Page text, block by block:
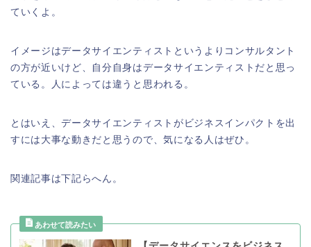
ていくよ。
イメージはデータサイエンティストというよりコンサルタント
の方が近いけど、自分自身はデータサイエンティストだと思っ
ている。人によっては違うと思われる。
とはいえ、データサイエンティストがビジネスインパクトを出
すには大事な動きだと思うので、気になる人はぜひ。
関連記事は下記らへん。